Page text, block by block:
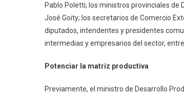
Pablo Poletti; los ministros provinciales de
José Goity; los secretarios de Comercio
diputados, intendentes y presidentes
intermedias y empresarios del sector,
Potenciar la matriz productiva
Previamente, el ministro de Desarrollo